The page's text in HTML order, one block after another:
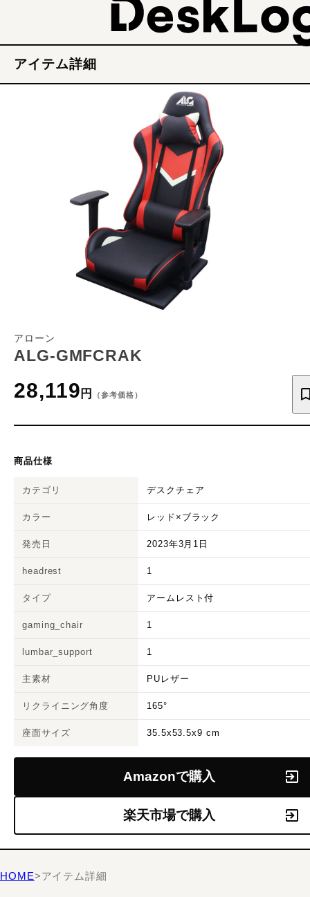
アイテム詳細
アローン
ALG-GMFCRAK
28,119 円 （参考価格）
商品仕様
カテゴリ デスクチェア
カラー レッド×ブラック
発売日 2023年3月1日
headrest 1
タイプ アームレスト付
gaming_chair 1
lumbar_support 1
主素材 PUレザー
リクライニング角度 165°
座面サイズ 35.5x53.5x9 cm
Amazonで購入
楽天市場で購入
HOME>アイテム詳細